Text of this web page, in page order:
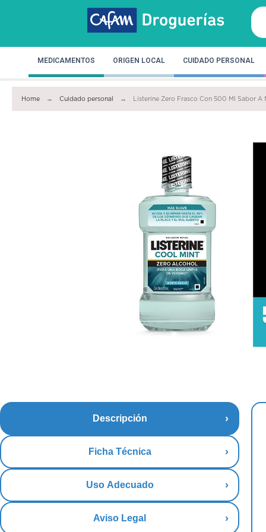
MEDICAMENTOS ORIGEN LOCAL CUIDADO PERSONAL
Home Cuidado personal Listerine Zero Frasco Con 500 Ml Sabor A
Descripción
Ficha Técnica
Uso Adecuado
Aviso Legal